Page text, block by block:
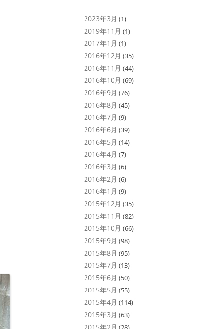
2023年3月 (1)
2019年11月 (1)
2017年1月 (1)
2016年12月 (35)
2016年11月 (44)
2016年10月 (69)
2016年9月 (76)
2016年8月 (45)
2016年7月 (9)
2016年6月 (39)
2016年5月 (14)
2016年4月 (7)
2016年3月 (6)
2016年2月 (6)
2016年1月 (9)
2015年12月 (35)
2015年11月 (82)
2015年10月 (66)
2015年9月 (98)
2015年8月 (95)
2015年7月 (13)
2015年6月 (50)
2015年5月 (55)
2015年4月 (114)
2015年3月 (63)
2015年2月 (28)